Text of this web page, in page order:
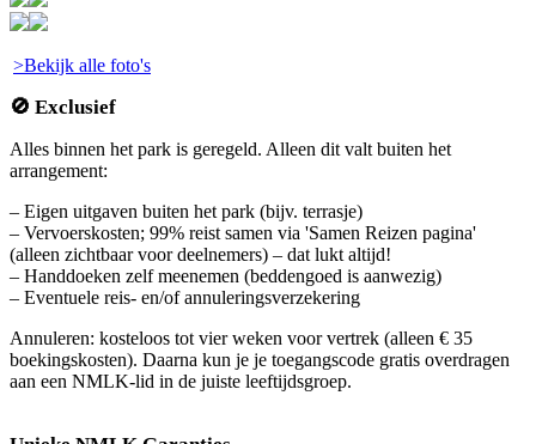
>Bekijk alle foto's
🚫 Exclusief
Alles binnen het park is geregeld. Alleen dit valt buiten het
arrangement:
– Eigen uitgaven buiten het park (bijv. terrasje)
– Vervoerskosten; 99% reist samen via 'Samen Reizen pagina'
(alleen zichtbaar voor deelnemers) – dat lukt altijd!
– Handdoeken zelf meenemen (beddengoed is aanwezig)
– Eventuele reis- en/of annuleringsverzekering
Annuleren: kosteloos tot vier weken voor vertrek (alleen € 35
boekingskosten). Daarna kun je je toegangscode gratis overdragen
aan een NMLK-lid in de juiste leeftijdsgroep.